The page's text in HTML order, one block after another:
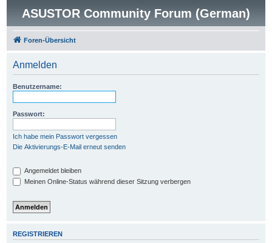
ASUSTOR Community Forum (German)
Foren-Übersicht
Anmelden
Benutzername:
Passwort:
Ich habe mein Passwort vergessen
Die Aktivierungs-E-Mail erneut senden
Angemeldet bleiben
Meinen Online-Status während dieser Sitzung verbergen
REGISTRIEREN